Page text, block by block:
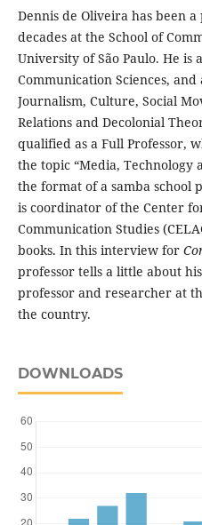
Dennis de Oliveira has been
decades at the School of
University of São Paulo. He is
Communication Sciences,
Journalism, Culture, Social
Relations and Decolonial
qualified as a Full Professor,
the topic “Media,
the format of a samba school
is coordinator of the Center
Communication Studies
books. In this interview for
professor tells a little about
professor and researcher at
the country.
DOWNLOADS